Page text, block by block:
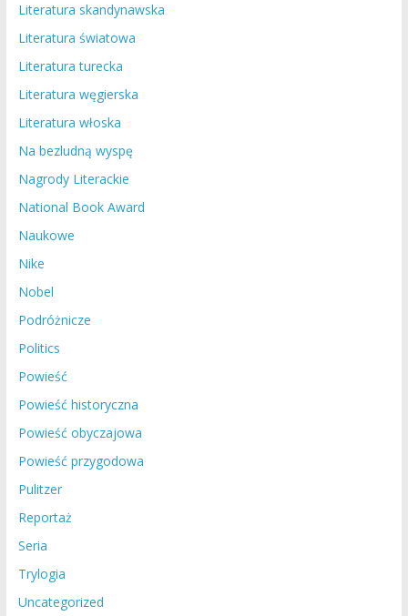
Literatura skandynawska
Literatura światowa
Literatura turecka
Literatura węgierska
Literatura włoska
Na bezludną wyspę
Nagrody Literackie
National Book Award
Naukowe
Nike
Nobel
Podróżnicze
Politics
Powieść
Powieść historyczna
Powieść obyczajowa
Powieść przygodowa
Pulitzer
Reportaż
Seria
Trylogia
Uncategorized